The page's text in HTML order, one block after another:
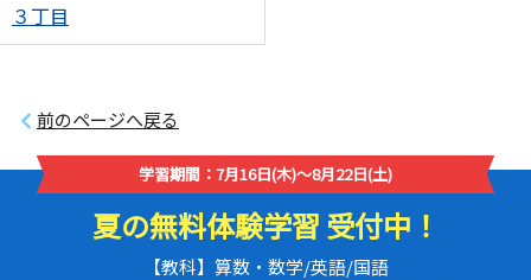
３丁目
前のページへ戻る
学習期間：7月16日(木)～8月22日(土)
夏の無料体験学習 受付中！
【教科】算数・数学/英語/国語